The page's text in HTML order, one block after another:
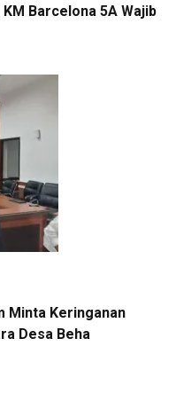
Barcelona 5A Wajib
Minta Keringanan
Desa Beha